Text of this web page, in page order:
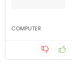
COMPUTER